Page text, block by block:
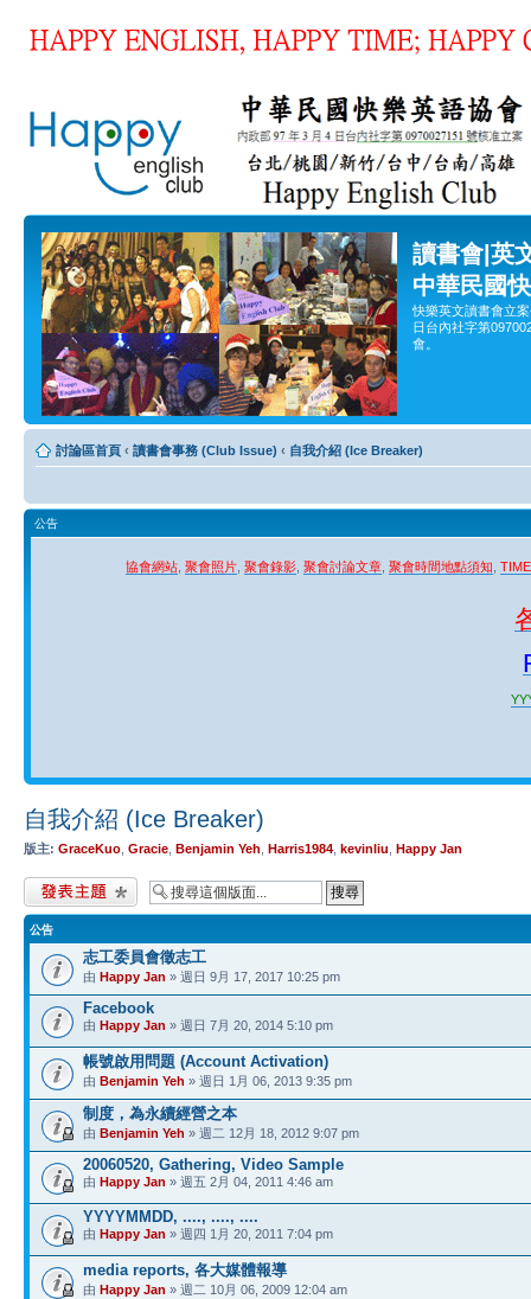
讀書會|英
中華民國
快樂英文讀書會立
日台內社字第
會。
討論區首頁 ‹ 讀書會事務 (Club Issue) ‹ 自我介紹 (Ice Breaker)
公告
協會網站 聚會照片 聚會錄影 聚會討論文章 聚會時間地點須知
自我介紹 (Ice Breaker)
版主: GraceKuo Gracie Benjamin Yeh Harris1984 kevinliu Happy Jan
發表新主題
公告
志工委員會徵志工
由 Happy Jan » 週日 9月 17, 2017 10:25 pm
Facebook
由 Happy Jan » 週日 7月 20, 2014 5:10 pm
帳號啟用問題 (Account Activation)
由 Benjamin Yeh » 週日 1月 06, 2013 9:35 pm
制度，為永續經營之本
由 Benjamin Yeh » 週二 12月 18, 2012 9:07 pm
20060520, Gathering, Video Sample
由 Happy Jan » 週五 2月 04, 2011 4:46 am
YYYYMMDD, ...., ...., ....
由 Happy Jan » 週四 1月 20, 2011 7:04 pm
media reports, 各大媒體報導
由 Happy Jan » 週二 10月 06, 2009 12:04 am